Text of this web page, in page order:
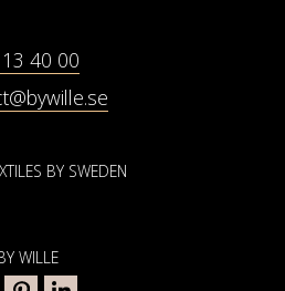
40 00
BY SWEDEN
WILLE